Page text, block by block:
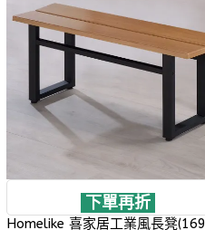
下單再折
Homelike 喜家居工業風長凳